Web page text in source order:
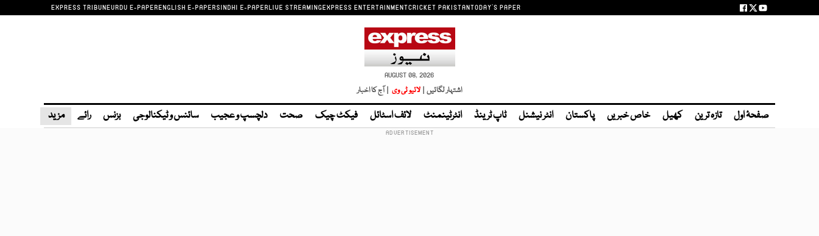
EXPRESS TRIBUNEURDU E-PAPERENGLISH E-PAPERSINDHI E-PAPERLIVE STREAMINGEXPRESS ENTERTAINMENTCRICKET PAKISTANTODAY'S PAPER
AUGUST 08, 2026
اشتہار لگائیں | لائیو ٹی وی | آج کا اخبار
صفحۂ اول تازہ ترین کھیل خاص خبریں پاکستان انٹر نیشنل ٹاپ ٹرینڈ انٹرٹینمنٹ لائف اسٹائل فیکٹ چیک صحت دلچسپ و عجیب سائنس و ٹیکنالوجی بزنس رائے مزید